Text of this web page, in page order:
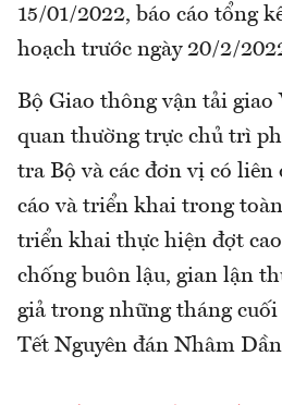
15/01/2022, báo cáo tổng
hoạch trước ngày 20/2/
Bộ Giao thông vận tải giao
quan thường trực chủ trì
tra Bộ và các đơn vị có liên
cáo và triển khai trong
triển khai thực hiện đợt
chống buôn lậu, gian lận
giả trong những tháng
Tết Nguyên đán Nhâm